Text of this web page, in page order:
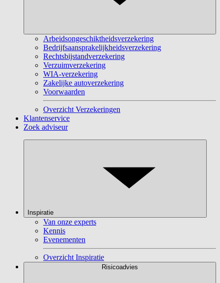
Arbeidsongeschiktheidsverzekering
Bedrijfsaansprakelijkheidsverzekering
Rechtsbijstandverzekering
Verzuimverzekering
WIA-verzekering
Zakelijke autoverzekering
Voorwaarden
Overzicht Verzekeringen
Klantenservice
Zoek adviseur
Inspiratie
Van onze experts
Kennis
Evenementen
Overzicht Inspiratie
Risicoadvies